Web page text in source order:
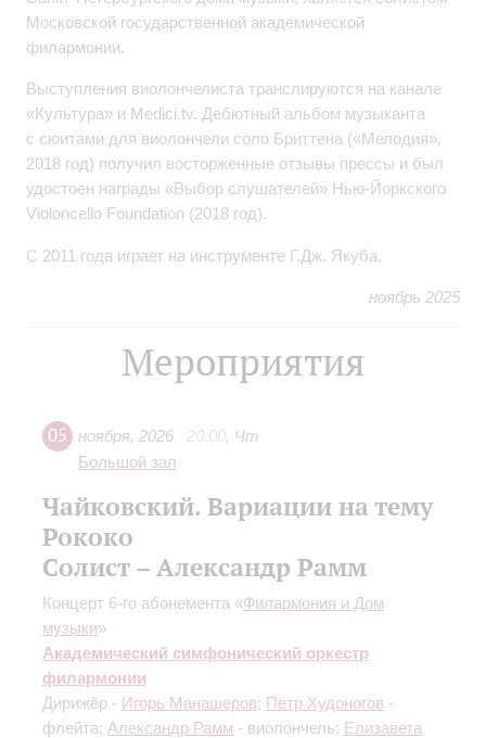
Московской государственной академической
филармонии.
Выступления виолончелиста транслируются на канале
«Культура» и Medici.tv. Дебютный альбом музыканта
с сюитами для виолончели соло Бриттена («Мелодия»,
2018 год) получил восторженные отзывы прессы и был
удостоен награды «Выбор слушателей» Нью-Йоркского
Violoncello Foundation (2018 год).
С 2011 года играет на инструменте Г.Дж. Якуба.
ноябрь 2025
Мероприятия
05 ноября, 2026 20:00, Чт
Большой зал
Чайковский. Вариации на тему
Рококо
Солист – Александр Рамм
Концерт 6-го абонемента «Филармония и Дом
музыки»
Академический симфонический оркестр
филармонии
Дирижёр - Игорь Манашеров; Пётр Худоногов -
флейта; Александр Рамм - виолончель; Елизавета